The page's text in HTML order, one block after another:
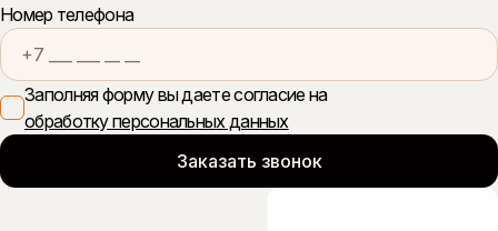
Номер телефона
Заполняя форму вы даете согласие на
обработку персональных данных